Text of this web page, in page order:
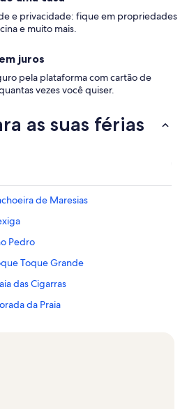
e privacidade: fique em propriedades
e muito mais.
juros
pela plataforma com cartão de
vezes você quiser.
as suas férias
de Maresias
Pedro
Toque Grande
das Cigarras
da Praia
Ponta da Sela
de Toque Toque Grande
Francisco da Praia